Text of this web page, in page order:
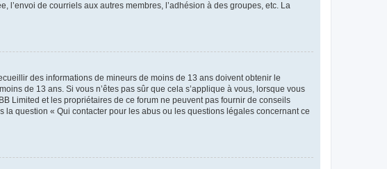
de courriels aux autres membres, l’adhésion à des groupes, etc. La
des informations de mineurs de moins de 13 ans doivent obtenir le
de 13 ans. Si vous n’êtes pas sûr que cela s’applique à vous, lorsque vous
Limited et les propriétaires de ce forum ne peuvent pas fournir de conseils
question « Qui contacter pour les abus ou les questions légales concernant ce